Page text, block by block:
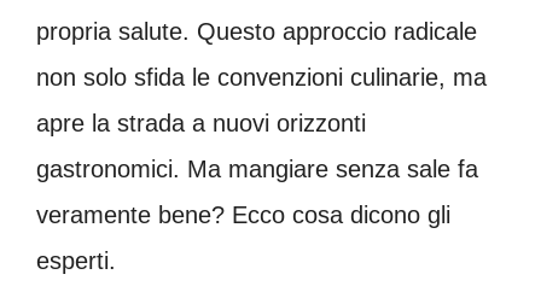
propria salute. Questo approccio radicale
non solo sfida le convenzioni culinarie, ma
apre la strada a nuovi orizzonti
gastronomici. Ma mangiare senza sale fa
veramente bene? Ecco cosa dicono gli
esperti.